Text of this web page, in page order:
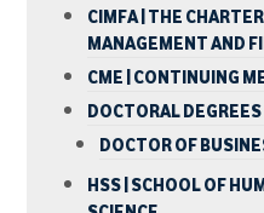
CIMFA | THE
MANAGEMENT AND
CME | CONTINUING
DOCTORAL DEGREES
DOCTOR OF
HSS | SCHOOL OF